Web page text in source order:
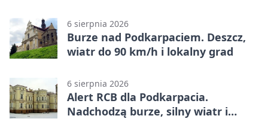
6 sierpnia 2026
Burze nad Podkarpaciem. Deszcz,
wiatr do 90 km/h i lokalny grad
6 sierpnia 2026
Alert RCB dla Podkarpacia.
Nadchodzą burze, silny wiatr i